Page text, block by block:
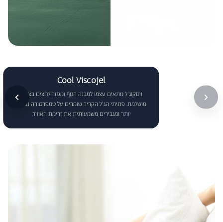
Cool Viscojel
ויסקוג'ל מתאים עצמו למבנה הגוף ומפזר לחצים בצורה
מושלמת. פתיתי הג'ל הקריר שומרים על טמפרטורה נמוכה
יותר ומגבירים משמעותית את זרימת האוויר.